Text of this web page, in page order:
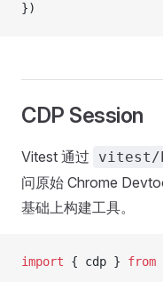
})
CDP Session
Vitest 通过 vitest/
问原始 Chrome
基础上构建工具。
import { cdp } from